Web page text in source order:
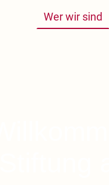
Wer wir sind